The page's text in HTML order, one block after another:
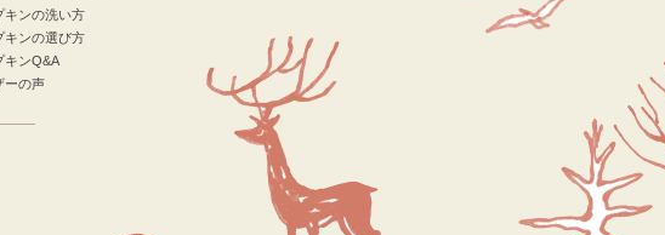
キンの洗い方
キンの選び方
キンQ&A
ーの声